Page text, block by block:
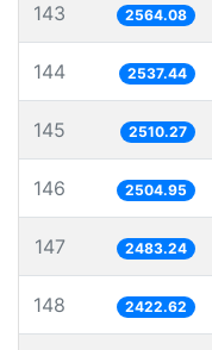
143 2564.08
144 2537.44
145 2510.27
146 2504.95
147 2483.24
148 2422.62